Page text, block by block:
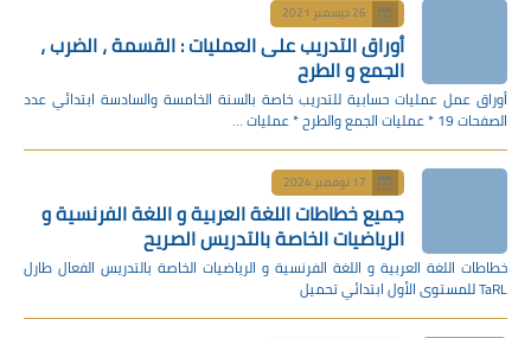
26 ديسمبر 2021
أوراق التدريب على العمليات : القسمة ، الضرب ،
الجمع و الطرح
أوراق عمل عمليات حسابية للتدريب خاصة بالسنة الخامسة والسادسة ابتدائي عدد
الصفحات 19 * عمليات الجمع والطرح * عمليات …
17 نوفمبر 2024
جميع خطاطات اللغة العربية و اللغة الفرنسية و
الرياضيات الخاصة بالتدريس الصريح
خطاطات اللغة العربية و اللغة الفرنسية و الرياضيات الخاصة بالتدريس الفعال طارل
TaRL للمستوى الأول ابتدائي تحميل